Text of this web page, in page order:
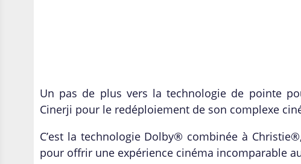
Un pas de plus vers la technologie de pointe
Cinerji pour le redéploiement de son complexe
C’est la technologie Dolby® combinée à
pour offrir une expérience cinéma incomparable